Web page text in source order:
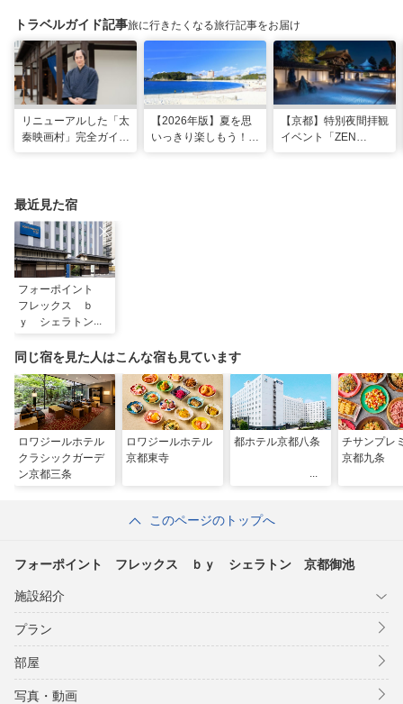
トラベルガイド記事旅に行きたくなる旅行記事をお届け
リニューアルした「太
秦映画村」完全ガイ
【2026年版】夏を思
いっきり楽しもう！関
【京都】特別夜間拝観
イベント「ZEN
最近見た宿
フォーポイント
フレックス ｂ
ｙ シェラトン
同じ宿を見た人はこんな宿も見ています
ロワジールホテル
クラシックガーデ
ン京都三条
ロワジールホテル
京都東寺
都ホテル京都八条
チサンプレ
京都九条
このページのトップへ
フォーポイント フレックス ｂｙ シェラトン 京都御池
施設紹介
プラン
部屋
写真・動画